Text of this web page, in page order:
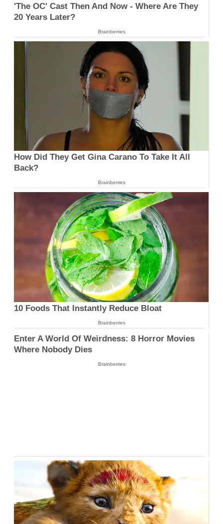
'The OC' Cast Then And Now - Where Are They
20 Years Later?
Brainberries
How Did They Get Gina Carano To Take It All
Back?
Brainberries
10 Foods That Instantly Reduce Bloat
Brainberries
Enter A World Of Weirdness: 8 Horror Movies
Where Nobody Dies
Brainberries